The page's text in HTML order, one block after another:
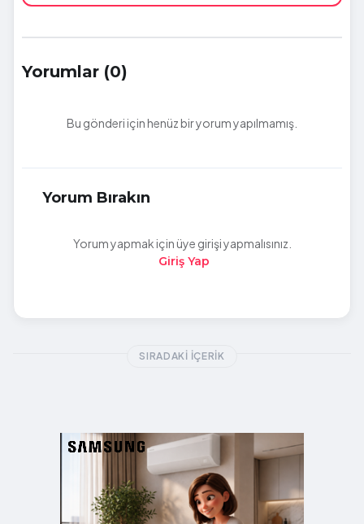
Yorumlar (0)
Bu gönderi için henüz bir yorum yapılmamış.
Yorum Bırakın
Yorum yapmak için üye girişi yapmalısınız.
Giriş Yap
SIRADAKI İÇERIK